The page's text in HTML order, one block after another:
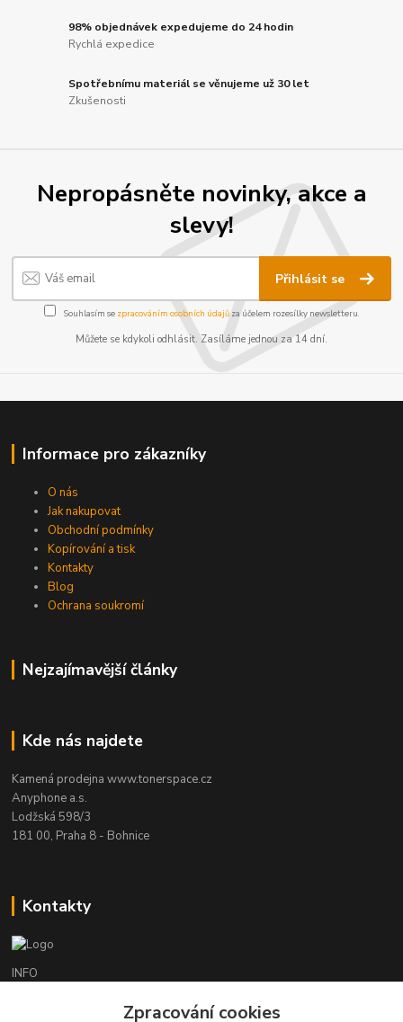
98% objednávek expedujeme do 24 hodin
Rychlá expedice
Spotřebnímu materiál se věnujeme už 30 let
Zkušenosti
Nepropásněte novinky, akce a
slevy!
Přihlásit se
Souhlasím se zpracováním osobních údajůza účelem rozesílky newsletteru.
Můžete se kdykoli odhlásit. Zasíláme jednou za 14 dní.
Informace pro zákazníky
O nás
Jak nakupovat
Obchodní podmínky
Kopírování a tisk
Kontakty
Blog
Ochrana soukromí
Nejzajímavější články
Kde nás najdete
Kamená prodejna www.tonerspace.cz
Anyphone a.s.
Lodžská 598/3
181 00, Praha 8 - Bohnice
Kontakty
INFO
(Po-Čt 9-18 hod., Pá 9-17 hod.)Zpracování cookies